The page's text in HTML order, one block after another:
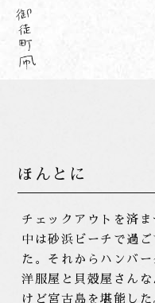
ほんとに
チェックアウトを済
中は砂浜ビーチで過
た。それからハンバ
洋服屋と貝殻屋さん
けど宮古島を堪能し